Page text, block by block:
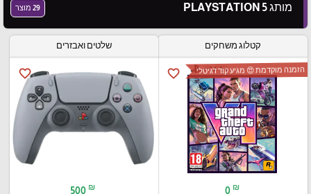
מותג PLAYSTATION 5 29 מוצר
קטלוג משחקים
favorite_border הזמנה מוקדמת 😍 מגיע קוד דגיטלי
0 ₪
שלטים ואבזרים
favorite_border
500 ₪